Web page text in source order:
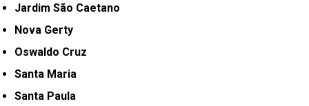
Jardim São Caetano
Nova Gerty
Oswaldo Cruz
Santa Maria
Santa Paula